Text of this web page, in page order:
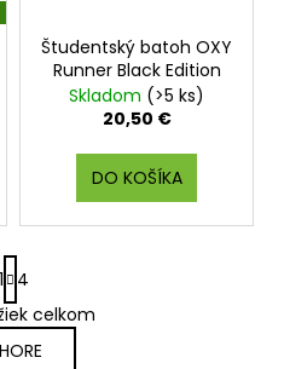
Študentský batoh OXY
Runner Black Edition
Skladom (>5 ks)
20,50 €
DO KOŠÍKA
O
v
S
t
r
á
n
1
4
celkom
HORE